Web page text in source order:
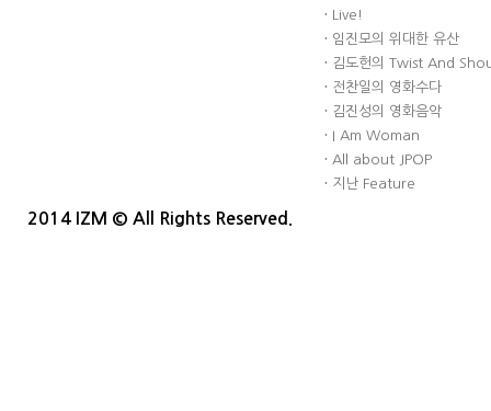
· Live!
· 임진모의 위대한 유산
· 김도헌의 Twist And
· 전찬일의 영화수다
· 김진성의 영화음악
· I Am Woman
· All about JPOP
· 지난 Feature
2014 IZM © All Rights Reserved.